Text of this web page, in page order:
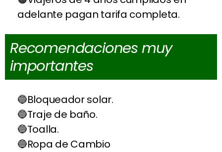
adelante pagan tarifa completa.
Recomendaciones muy
importantes
Bloqueador solar.
Traje de baño.
Toalla.
Ropa de Cambio